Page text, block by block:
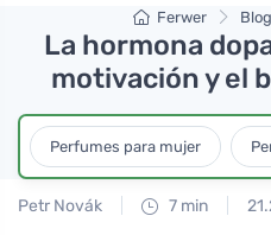
Ferwer Blog
La hormona
motivación y el
Perfumes para mujer
Petr Novák 7 min